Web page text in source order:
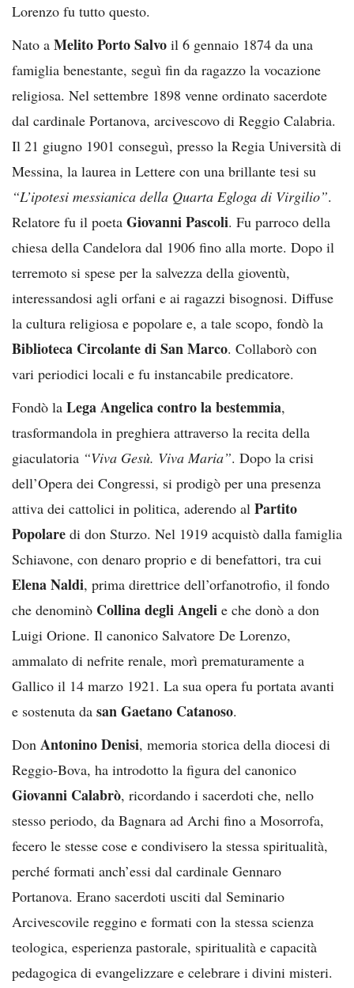
Lorenzo fu tutto questo.
Nato a Melito Porto Salvo il 6 gennaio 1874 da una
famiglia benestante, seguì fin da ragazzo la vocazione
religiosa. Nel settembre 1898 venne ordinato sacerdote
dal cardinale Portanova, arcivescovo di Reggio Calabria.
Il 21 giugno 1901 conseguì, presso la Regia Università di
Messina, la laurea in Lettere con una brillante tesi su
“L’ipotesi messianica della Quarta Egloga di Virgilio”.
Relatore fu il poeta Giovanni Pascoli. Fu parroco della
chiesa della Candelora dal 1906 fino alla morte. Dopo il
terremoto si spese per la salvezza della gioventù,
interessandosi agli orfani e ai ragazzi bisognosi. Diffuse
la cultura religiosa e popolare e, a tale scopo, fondò la
Biblioteca Circolante di San Marco. Collaborò con
vari periodici locali e fu instancabile predicatore.
Fondò la Lega Angelica contro la bestemmia,
trasformandola in preghiera attraverso la recita della
giaculatoria “Viva Gesù. Viva Maria”. Dopo la crisi
dell’Opera dei Congressi, si prodigò per una presenza
attiva dei cattolici in politica, aderendo al Partito
Popolare di don Sturzo. Nel 1919 acquistò dalla famiglia
Schiavone, con denaro proprio e di benefattori, tra cui
Elena Naldi, prima direttrice dell’orfanotrofio, il fondo
che denominò Collina degli Angeli e che donò a don
Luigi Orione. Il canonico Salvatore De Lorenzo,
ammalato di nefrite renale, morì prematuramente a
Gallico il 14 marzo 1921. La sua opera fu portata avanti
e sostenuta da san Gaetano Catanoso.
Don Antonino Denisi, memoria storica della diocesi di
Reggio-Bova, ha introdotto la figura del canonico
Giovanni Calabrò, ricordando i sacerdoti che, nello
stesso periodo, da Bagnara ad Archi fino a Mosorrofa,
fecero le stesse cose e condivisero la stessa spiritualità,
perché formati anch’essi dal cardinale Gennaro
Portanova. Erano sacerdoti usciti dal Seminario
Arcivescovile reggino e formati con la stessa scienza
teologica, esperienza pastorale, spiritualità e capacità
pedagogica di evangelizzare e celebrare i divini misteri.